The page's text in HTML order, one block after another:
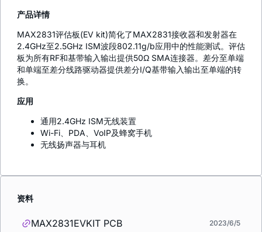
产品详情
MAX2831评估板(EV kit)简化了MAX2831接收器和发射器在
2.4GHz至2.5GHz ISM波段802.11g/b应用中的性能测试。评估
板为所有RF和基带输入输出提供50Ω SMA连接器。差分至单端
和单端至差分线路驱动器提供差分I/Q基带输入输出至单端的转
换。
应用
通用2.4GHz ISM无线装置
Wi-Fi、PDA、VoIP及蜂窝手机
无线扬声器与耳机
资料
MAX2831EVKIT PCB 2023/6/5